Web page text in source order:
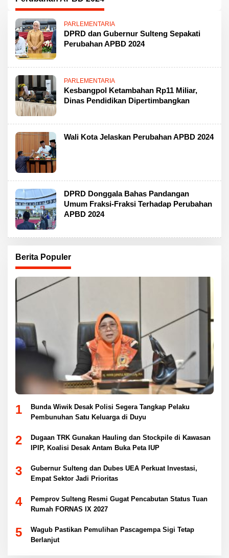
PARLEMENTARIA
DPRD dan Gubernur Sulteng Sepakati
Perubahan APBD 2024
PARLEMENTARIA
Kesbangpol Ketambahan Rp11 Miliar,
Dinas Pendidikan Dipertimbangkan
Wali Kota Jelaskan Perubahan APBD 2024
DPRD Donggala Bahas Pandangan
Umum Fraksi-Fraksi Terhadap Perubahan
APBD 2024
Berita Populer
1
Bunda Wiwik Desak Polisi Segera Tangkap Pelaku
Pembunuhan Satu Keluarga di Duyu
2
Dugaan TRK Gunakan Hauling dan Stockpile di Kawasan
IPIP, Koalisi Desak Antam Buka Peta IUP
3
Gubernur Sulteng dan Dubes UEA Perkuat Investasi,
Empat Sektor Jadi Prioritas
4
Pemprov Sulteng Resmi Gugat Pencabutan Status Tuan
Rumah FORNAS IX 2027
5
Wagub Pastikan Pemulihan Pascagempa Sigi Tetap
Berlanjut